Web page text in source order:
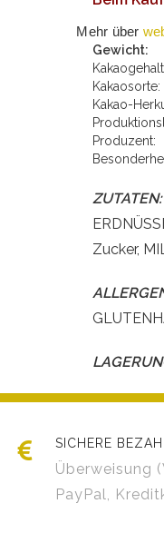
Mehr über
Gewicht:
Kakaosorte:
Kakao-
Produzent:
ZUTATEN:
Zucker,
SICHERE
Überweisung
PayPal,